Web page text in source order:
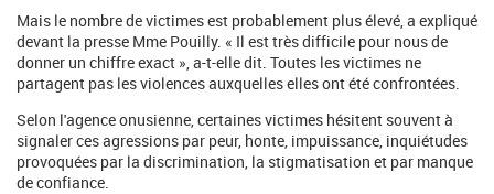
Mais le nombre de victimes est probablement plus élevé, a expliqué
devant la presse Mme Pouilly. « Il est très difficile pour nous de
donner un chiffre exact », a-t-elle dit. Toutes les victimes ne
partagent pas les violences auxquelles elles ont été confrontées.
Selon l'agence onusienne, certaines victimes hésitent souvent à
signaler ces agressions par peur, honte, impuissance, inquiétudes
provoquées par la discrimination, la stigmatisation et par manque
de confiance.